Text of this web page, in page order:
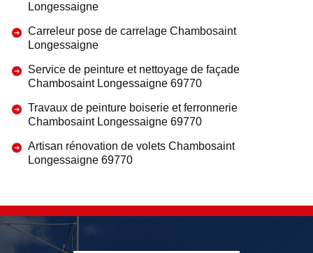
Longessaigne
Carreleur pose de carrelage Chambosaint
Longessaigne
Service de peinture et nettoyage de façade
Chambosaint Longessaigne 69770
Travaux de peinture boiserie et ferronnerie
Chambosaint Longessaigne 69770
Artisan rénovation de volets Chambosaint
Longessaigne 69770